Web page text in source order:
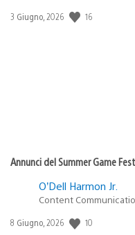
Data
3 Giugno, 2026 16
Annunci del Summer Game
O’Dell Harmon Jr.
Content
Data
8 Giugno, 2026 10